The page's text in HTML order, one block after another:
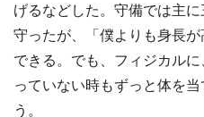
げるなどした。守備では主
守ったが、「僕よりも身長
できる。でも、フィジカル
っていない時もずっと体を
う。